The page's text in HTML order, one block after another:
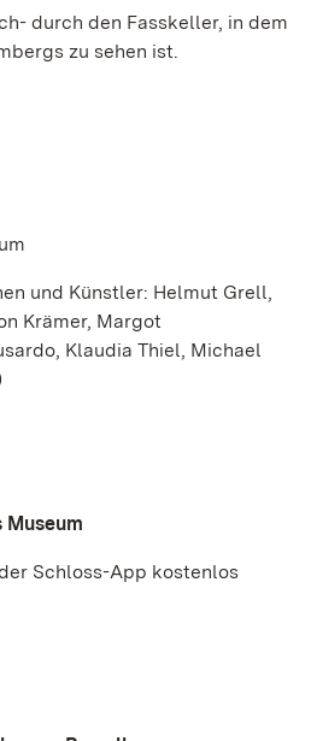
durch den Fasskeller, in dem
zu sehen ist.
und Künstler: Helmut Grell,
Krämer, Margot
Klaudia Thiel, Michael
Schloss-App kostenlos